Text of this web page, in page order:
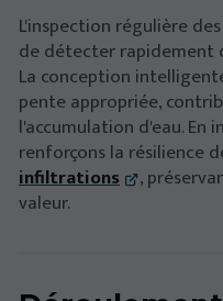
L'inspection régulière
de détecter rapidement
La conception
pente appropriée,
l'accumulation d'eau. En
renforçons la résilience
infiltrations
,
valeur.